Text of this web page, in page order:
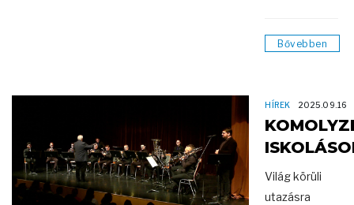
Bővebben
HÍREK 2025.09.16
Világ körüli
utazásra